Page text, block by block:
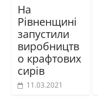
На
Рівненщині
запустили
виробництв
о крафтових
сирів
11.03.2021